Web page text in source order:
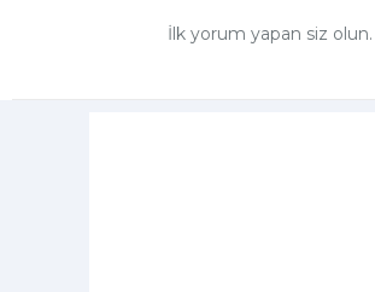
İlk yorum yapan siz olun.